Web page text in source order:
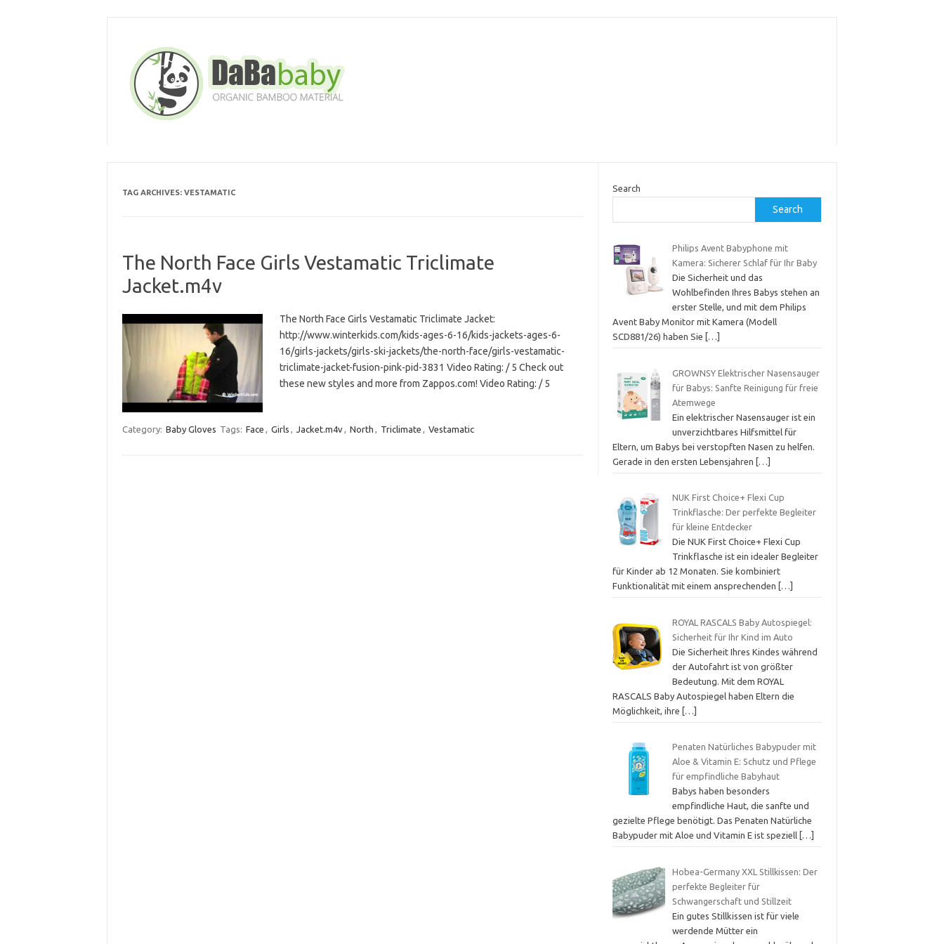
TAG ARCHIVES: VESTAMATIC
The North Face Girls Vestamatic Triclimate
Jacket.m4v
The North Face Girls Vestamatic Triclimate Jacket:
http://www.winterkids.com/kids-ages-6-16/kids-jackets-ages-6-
16/girls-jackets/girls-ski-jackets/the-north-face/girls-vestamatic-
triclimate-jacket-fusion-pink-pid-3831 Video Rating: / 5 Check out
these new styles and more from Zappos.com! Video Rating: / 5
Category: Baby Gloves Tags: Face , Girls , Jacket.m4v, North , Triclimate , Vestamatic
Search
Search
Philips Avent Babyphone mit
Kamera: Sicherer Schlaf für Ihr Baby
Die Sicherheit und das
Wohlbefinden Ihres Babys stehen an
erster Stelle, und mit dem Philips
Avent Baby Monitor mit Kamera (Modell
SCD881/26) haben Sie
[…]
GROWNSY Elektrischer Nasensauger
für Babys: Sanfte Reinigung für freie
Atemwege
Ein elektrischer Nasensauger ist ein
unverzichtbares Hilfsmittel für
Eltern, um Babys bei verstopften Nasen zu helfen.
Gerade in den ersten Lebensjahren […]
NUK First Choice+ Flexi Cup
Trinkflasche: Der perfekte Begleiter
für kleine Entdecker
Die NUK First Choice+ Flexi Cup
Trinkflasche ist ein idealer Begleiter
für Kinder ab 12 Monaten. Sie kombiniert
Funktionalität mit einem ansprechenden
[…]
ROYAL RASCALS Baby Autospiegel:
Sicherheit für Ihr Kind im Auto
Die Sicherheit Ihres Kindes während
der Autofahrt ist von größter
Bedeutung. Mit dem ROYAL
RASCALS Baby Autospiegel haben Eltern die
Möglichkeit, ihre […]
Penaten Natürliches Babypuder mit
Aloe & Vitamin E: Schutz und Pflege
für empfindliche Babyhaut
Babys haben besonders
empfindliche Haut, die sanfte und
gezielte Pflege benötigt. Das Penaten Natürliche
Babypuder mit Aloe und Vitamin E ist speziell […]
Hobea-Germany XXL Stillkissen: Der
perfekte Begleiter für
Schwangerschaft und Stillzeit
Ein gutes Stillkissen ist für viele
werdende Mütter ein